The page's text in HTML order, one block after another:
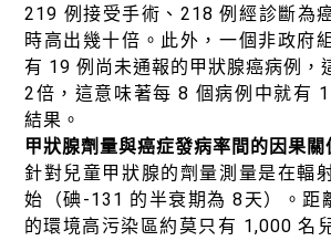
219 例接受手術、218 例經診斷為
時高出幾十倍。此外，一個非政府
有 19 例尚未通報的甲狀腺癌病例，
2倍，這意味著每 8 個病例中就有
結果。
甲狀腺劑量與癌症發病率間的因果關
針對兒童甲狀腺的劑量測量是在輻
始（碘-131 的半衰期為 8天）。距
的環境高污染區約莫只有 1,000 名